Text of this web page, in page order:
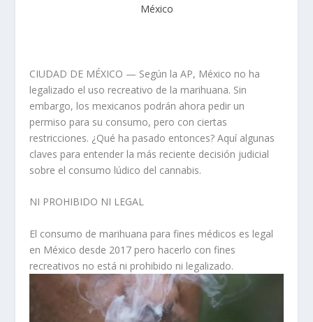
México
CIUDAD DE MÉXICO — Según la AP, México no ha
legalizado el uso recreativo de la marihuana. Sin
embargo, los mexicanos podrán ahora pedir un
permiso para su consumo, pero con ciertas
restricciones. ¿Qué ha pasado entonces? Aquí algunas
claves para entender la más reciente decisión judicial
sobre el consumo lúdico del cannabis.
NI PROHIBIDO NI LEGAL
El consumo de marihuana para fines médicos es legal
en México desde 2017 pero hacerlo con fines
recreativos no está ni prohibido ni legalizado.